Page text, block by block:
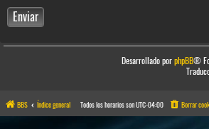
Desarrollado porphpBB®
BBS Índice general Todos los horarios sonUTC-04:00 Borrar